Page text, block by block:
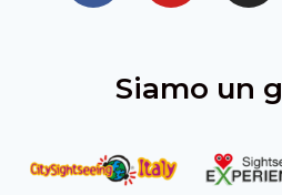
Siamo un